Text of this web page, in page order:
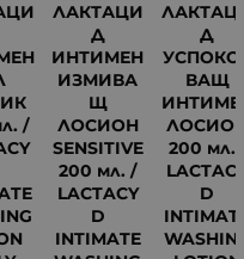
/
ЛАКТАЦИ
Д
ИНТИМЕН
ИЗМИВА
Щ
ЛОСИОН
SENSITIVE
200 мл. /
LACTACY
D
INTIMATE
Д
ВАЩ
200 мл.
D